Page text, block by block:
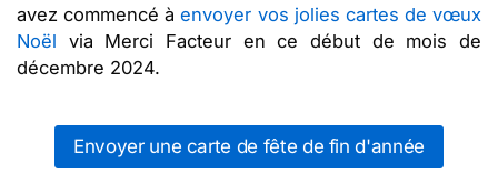
avez commencé à envoyer vos jolies cartes de vœux
Noël via Merci Facteur en ce début de mois de
décembre 2024.
Envoyer une carte de fête de fin d'année